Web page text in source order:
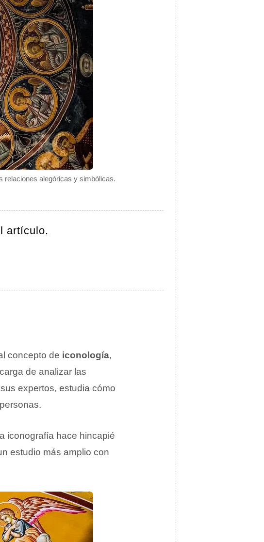
relaciones alegóricas y simbólicas.
artículo.
concepto de iconología,
de analizar las
expertos, estudia cómo
iconografía hace hincapié
estudio más amplio con